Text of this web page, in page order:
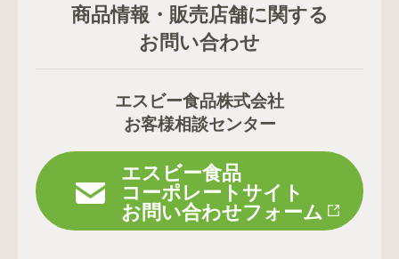
商品情報・販売店舗に関する
お問い合わせ
エスビー食品株式会社
お客様相談センター
エスビー食品
コーポレートサイト
お問い合わせフォーム